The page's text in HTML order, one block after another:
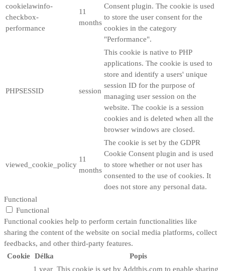
cookielawinfo-
checkbox-
performance
11
months
Consent plugin. The cookie is used
to store the user consent for the
cookies in the category
"Performance".
PHPSESSID session
This cookie is native to PHP
applications. The cookie is used to
store and identify a users' unique
session ID for the purpose of
managing user session on the
website. The cookie is a session
cookies and is deleted when all the
browser windows are closed.
viewed_cookie_policy
11
months
The cookie is set by the GDPR
Cookie Consent plugin and is used
to store whether or not user has
consented to the use of cookies. It
does not store any personal data.
Functional
Functional
Functional cookies help to perform certain functionalities like
sharing the content of the website on social media platforms, collect
feedbacks, and other third-party features.
Cookie Délka
Popis
1 year This cookie is set by Addthis.com to enable sharing